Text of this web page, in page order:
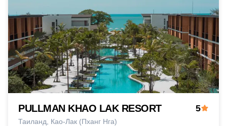
PULLMAN KHAO LAK RESORT
Таиланд Као-Лак (Пханг Нга)
5